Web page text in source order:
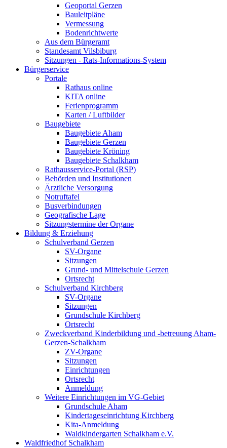
Geoportal Gerzen
Bauleitpläne
Vermessung
Bodenrichtwerte
Aus dem Bürgeramt
Standesamt Vilsbiburg
Sitzungen - Rats-Informations-System
Bürgerservice
Portale
Rathaus online
KITA online
Ferienprogramm
Karten / Luftbilder
Baugebiete
Baugebiete Aham
Baugebiete Gerzen
Baugebiete Kröning
Baugebiete Schalkham
Rathausservice-Portal (RSP)
Behörden und Institutionen
Ärztliche Versorgung
Notruftafel
Busverbindungen
Geografische Lage
Sitzungstermine der Organe
Bildung & Erziehung
Schulverband Gerzen
SV-Organe
Sitzungen
Grund- und Mittelschule Gerzen
Ortsrecht
Schulverband Kirchberg
SV-Organe
Sitzungen
Grundschule Kirchberg
Ortsrecht
Zweckverband Kinderbildung und -betreuung Aham-
Gerzen-Schalkham
ZV-Organe
Sitzungen
Einrichtungen
Ortsrecht
Anmeldung
Weitere Einrichtungen im VG-Gebiet
Grundschule Aham
Kindertageseinrichtung Kirchberg
Kita-Anmeldung
Waldkindergarten Schalkham e.V.
Waldfriedhof Schalkham